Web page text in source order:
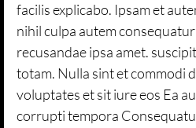
facilis explicabo. Ipsam et
nihil culpa autem
recusandae ipsa amet.
totam. Nulla sint et commodi
voluptates et sit iure eos Ea
corrupti tempora